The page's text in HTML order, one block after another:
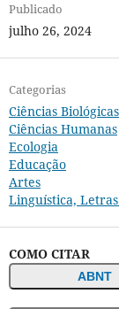
Publicado
julho 26, 2024
Categorias
Ciências Biológicas
Ciências Humanas
Ecologia
Educação
Artes
Linguística,
COMO CITAR
ABNT